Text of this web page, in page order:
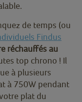
de temps (ou
Findus
réchauffés au
top chrono ! Il
à plusieurs
à 750W pendant
plat du